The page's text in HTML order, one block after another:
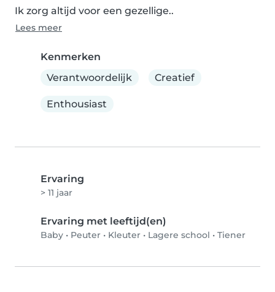
Ik zorg altijd voor een gezellige..
Lees meer
Kenmerken
Verantwoordelijk
Creatief
Enthousiast
Ervaring
> 11 jaar
Ervaring met leeftijd(en)
Baby • Peuter • Kleuter • Lagere school • Tiener